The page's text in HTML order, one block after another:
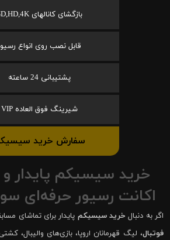
بازگشای کانالهای SD,HD,4K
قابل نصب روی انواع
پشتیبانی 24 ساعته
شیرینگ فوق العاده VIP
سفارش خرید
خرید سیسیکم پایدار و
اکانت رسیور حرفه‌ای
اگر به دنبال خرید سیسیکم پایدار برای تماشای
فوتبال، لیگ قهرمانان اروپا، بازی‌های والیبال،